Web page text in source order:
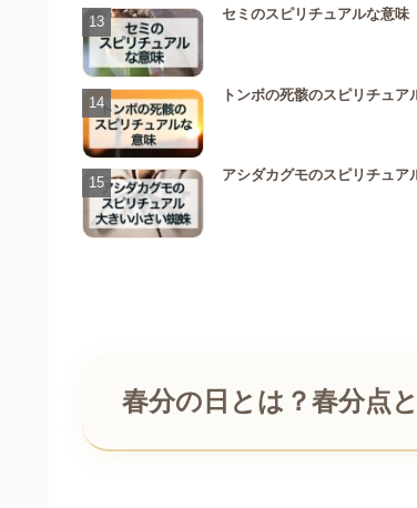
セミのスピリチュアルな意味
トンボの死骸のスピリチュ
アシダカグモのスピリチュア
春分の日とは？春分点